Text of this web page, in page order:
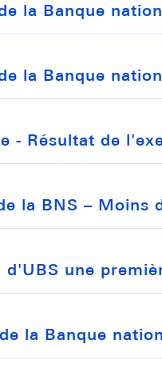
la Banque
la Banque
- Résultat de
la BNS – Moins
une
la Banque